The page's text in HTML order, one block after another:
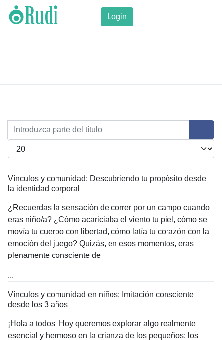
Login
Introduzca parte del título
Cantidad a mostrar
Vínculos y comunidad: Descubriendo tu propósito desde
la identidad corporal
¿Recuerdas la sensación de correr por un campo cuando
eras niño/a? ¿Cómo acariciaba el viento tu piel, cómo se
movía tu cuerpo con libertad, cómo latía tu corazón con la
emoción del juego? Quizás, en esos momentos, eras
plenamente consciente de
...
Vínculos y comunidad en niños: Imitación consciente
desde los 3 años
¡Hola a todos! Hoy queremos explorar algo realmente
esencial y hermoso en la crianza de los pequeños: los